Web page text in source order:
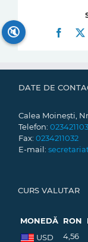
DATE DE
Calea Moinești,
Telefon:
Fax: 0234211032
E-mail:
CURS VALUTAR
MONEDĂ RON
USD
4,56
🔇